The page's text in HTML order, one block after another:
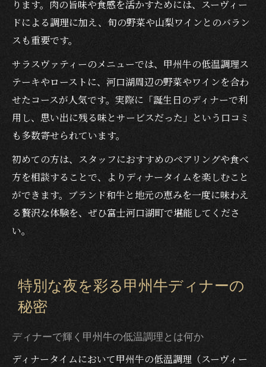
ります。肉の旨味や食感を活かすためには、スーヴィー
ドによる調理に加え、旬の野菜や山梨ワインとのバラン
スも重要です。
サラスヴァティーのメニューでは、甲州牛の低温調理ス
テーキやローストに、河口湖周辺の野菜やワインを合わ
せたコースが人気です。実際に「誕生日のディナーで利
用し、思い出に残る味とサービスだった」という口コミ
も多数寄せられています。
初めての方は、スタッフにおすすめのペアリングや食べ
方を相談することで、よりディナータイムを楽しむこと
ができます。ブランド和牛と地元の恵みを一度に味わえ
る贅沢な体験を、ぜひ富士河口湖町で堪能してくださ
い。
特別な夜を彩る甲州牛ディナーの
秘密
ディナーで輝く甲州牛の低温調理とは何か
ディナータイムにおいて甲州牛の低温調理（スーヴィー